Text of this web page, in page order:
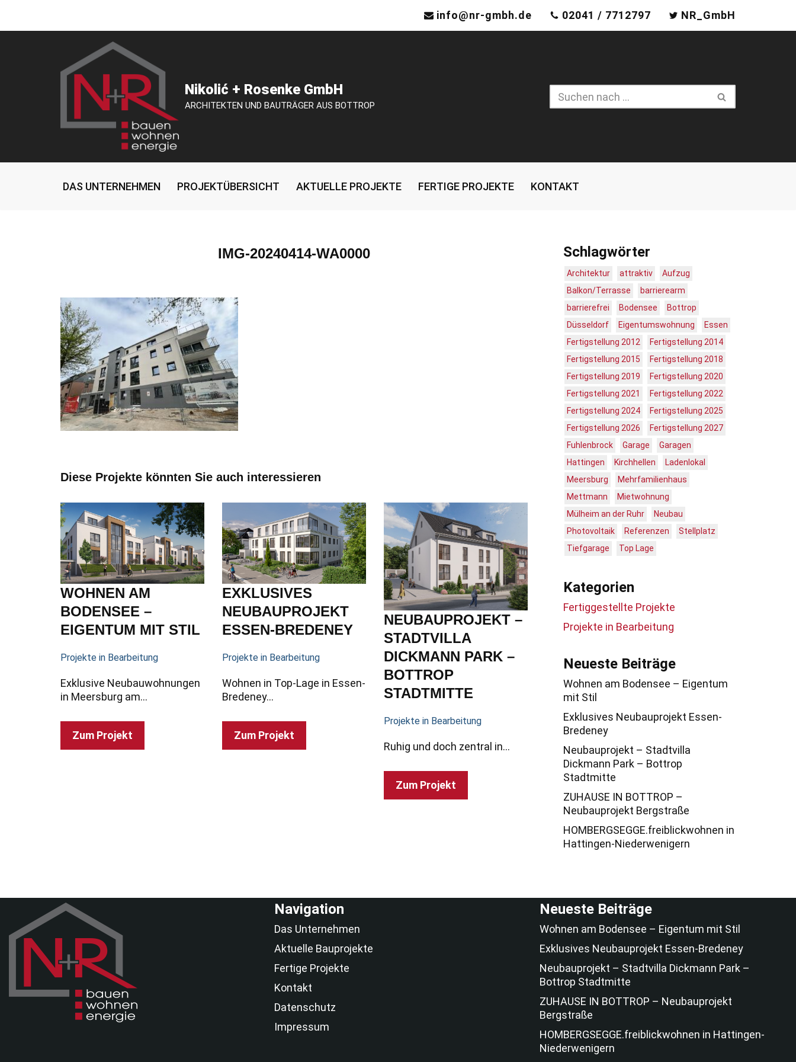
Zum
info@nr-gmbh.de 02041 / 7712797 NR_GmbH
Nikolić + Rosenke GmbH
ARCHITEKTEN UND BAUTRÄGER AUS BOTTROP
DAS UNTERNEHMEN PROJEKTÜBERSICHT AKTUELLE PROJEKTE FERTIGE PROJEKTE KONTAKT
IMG-20240414-WA0000
Diese Projekte könnten Sie auch interessieren
WOHNEN AM
BODENSEE –
EIGENTUM MIT STIL
Projekte in Bearbeitung
Exklusive Neubauwohnungen
in Meersburg am…
Zum Projekt
EXKLUSIVES
NEUBAUPROJEKT
ESSEN-BREDENEY
Projekte in Bearbeitung
Wohnen in Top-Lage in Essen-
Bredeney…
Zum Projekt
NEUBAUPROJEKT –
STADTVILLA
DICKMANN PARK –
BOTTROP
STADTMITTE
Projekte in Bearbeitung
Ruhig und doch zentral in…
Zum Projekt
Schlagwörter
Architektur attraktiv
Aufzug
Balkon/Terrasse
barrierearm
barrierefrei
Bodensee
Bottrop
Düsseldorf
Eigentumswohnung
Essen
Fertigstellung 2012
Fertigstellung 2014
Fertigstellung 2015
Fertigstellung 2018
Fertigstellung 2019
Fertigstellung 2020
Fertigstellung 2021
Fertigstellung 2022
Fertigstellung 2024
Fertigstellung 2025
Fertigstellung 2026
Fertigstellung 2027
Fuhlenbrock
Garage
Garagen
Hattingen
Kirchhellen
Ladenlokal
Meersburg
Mehrfamilienhaus
Mettmann
Mietwohnung
Mülheim an der Ruhr
Neubau
Photovoltaik
Referenzen
Stellplatz
Tiefgarage
Top Lage
Kategorien
Fertiggestellte Projekte
Projekte in Bearbeitung
Neueste Beiträge
Wohnen am Bodensee – Eigentum
mit Stil
Exklusives Neubauprojekt Essen-
Bredeney
Neubauprojekt – Stadtvilla
Dickmann Park – Bottrop
Stadtmitte
ZUHAUSE IN BOTTROP –
Neubauprojekt Bergstraße
HOMBERGSEGGE.freiblickwohnen in
Hattingen-Niederwenigern
Navigation
Das Unternehmen
Aktuelle Bauprojekte
Fertige Projekte
Kontakt
Datenschutz
Impressum
Neueste Beiträge
Wohnen am Bodensee – Eigentum mit Stil
Exklusives Neubauprojekt Essen-Bredeney
Neubauprojekt – Stadtvilla Dickmann Park –
Bottrop Stadtmitte
ZUHAUSE IN BOTTROP – Neubauprojekt
Bergstraße
HOMBERGSEGGE.freiblickwohnen in Hattingen-
Niederwenigern